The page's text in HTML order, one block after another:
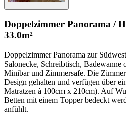
Doppelzimmer Panorama /
33.0m²
Doppelzimmer Panorama zur
Salonecke, Schreibtisch, Badewanne
Minibar und Zimmersafe. Die
Design gehalten und verfügen über
Matratzen à 100cm x 210cm). Auf
Betten mit einem Topper bedeckt
anfühlt.